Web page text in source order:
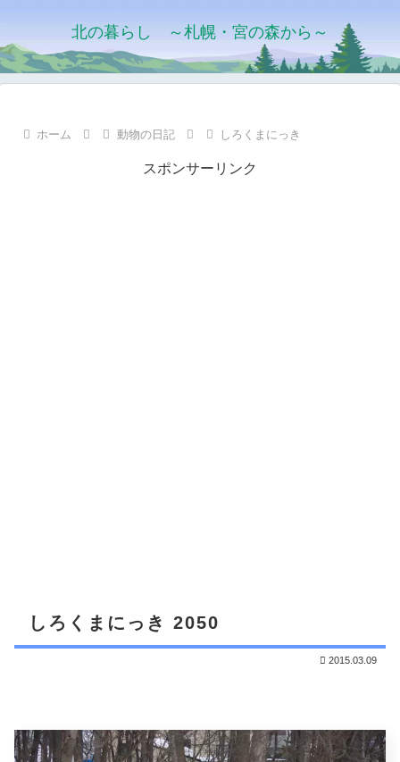
北の暮らし ～札幌・宮の森から～
ホーム 動物の日記 しろくまにっき
スポンサーリンク
しろくまにっき 2050
2015.03.09